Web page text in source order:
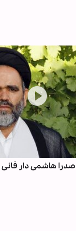
هاشمی دار فانی